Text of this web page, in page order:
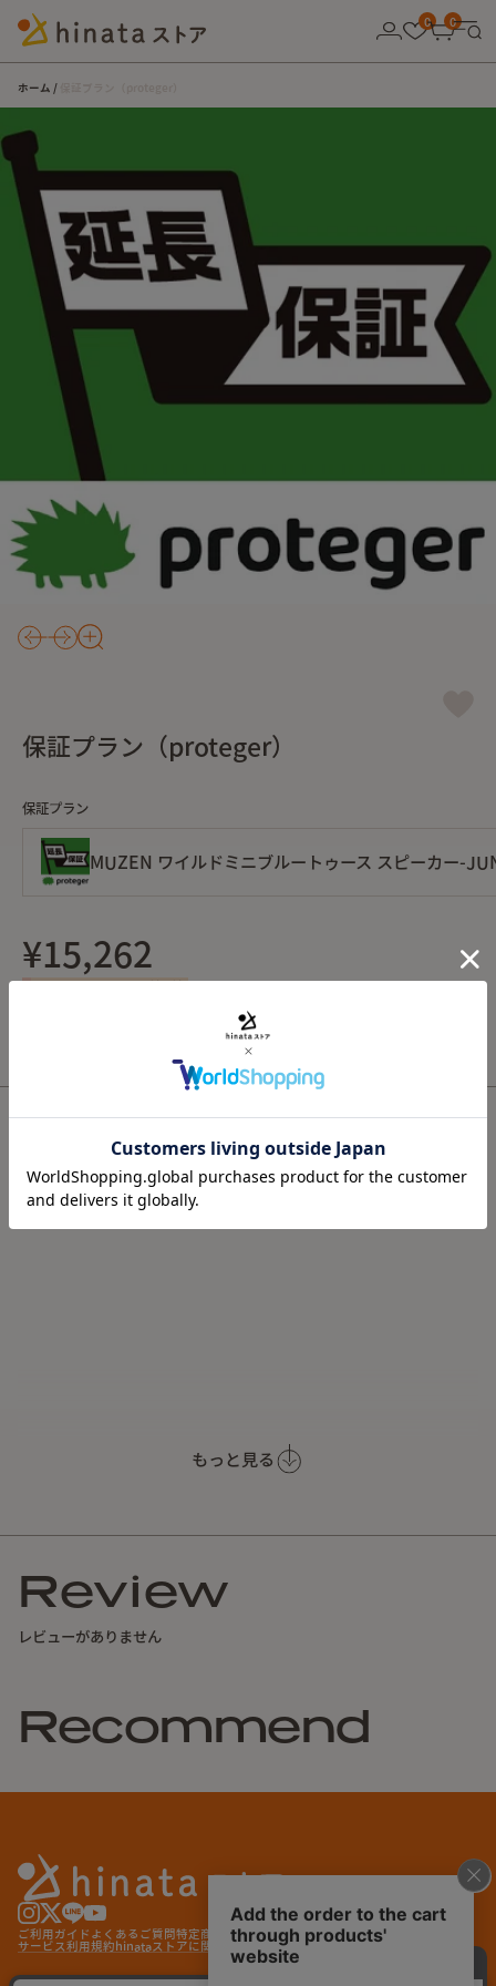
0
0
ホーム
保証プラン（proteger）
保証プラン
MUZEN ワイルドミニブルートゥース スピーカー
¥15,262
もっと見る
Review
レビューがありません
Recommend
ご利用ガイド よくあるご質問特定商取引法に基づく表記プライバシーポリシー
サービス利用規約hinataストアに関する特約